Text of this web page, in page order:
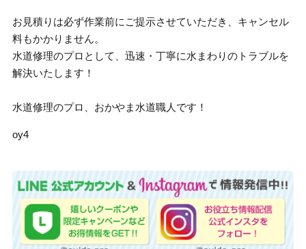
お見積りは必ず作業前にご提示させていただき、キャンセル
料もかかりません。
水道修理のプロとして、迅速・丁寧に水まわりのトラブルを
解決いたします！
水道修理のプロ、おかやま水道職人です！
oy4